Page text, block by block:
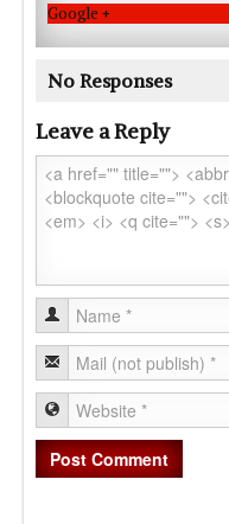
Google +
No Responses
Leave a Reply